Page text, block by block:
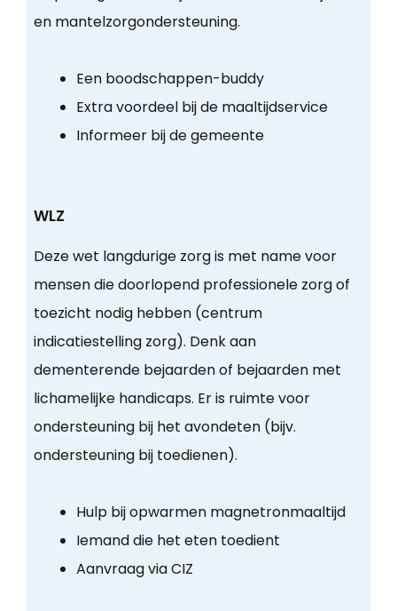
en mantelzorgondersteuning.
Een boodschappen-buddy
Extra voordeel bij de maaltijdservice
Informeer bij de gemeente
WLZ
Deze wet langdurige zorg is met name voor
mensen die doorlopend professionele zorg of
toezicht nodig hebben (centrum
indicatiestelling zorg). Denk aan
dementerende bejaarden of bejaarden met
lichamelijke handicaps. Er is ruimte voor
ondersteuning bij het avondeten (bijv.
ondersteuning bij toedienen).
Hulp bij opwarmen magnetronmaaltijd
Iemand die het eten toedient
Aanvraag via CIZ